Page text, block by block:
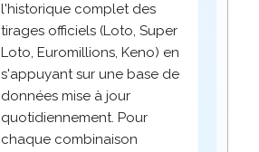
l'historique complet des
tirages officiels (Loto, Super
Loto, Euromillions, Keno) en
s'appuyant sur une base de
données mise à jour
quotidiennement. Pour
chaque combinaison